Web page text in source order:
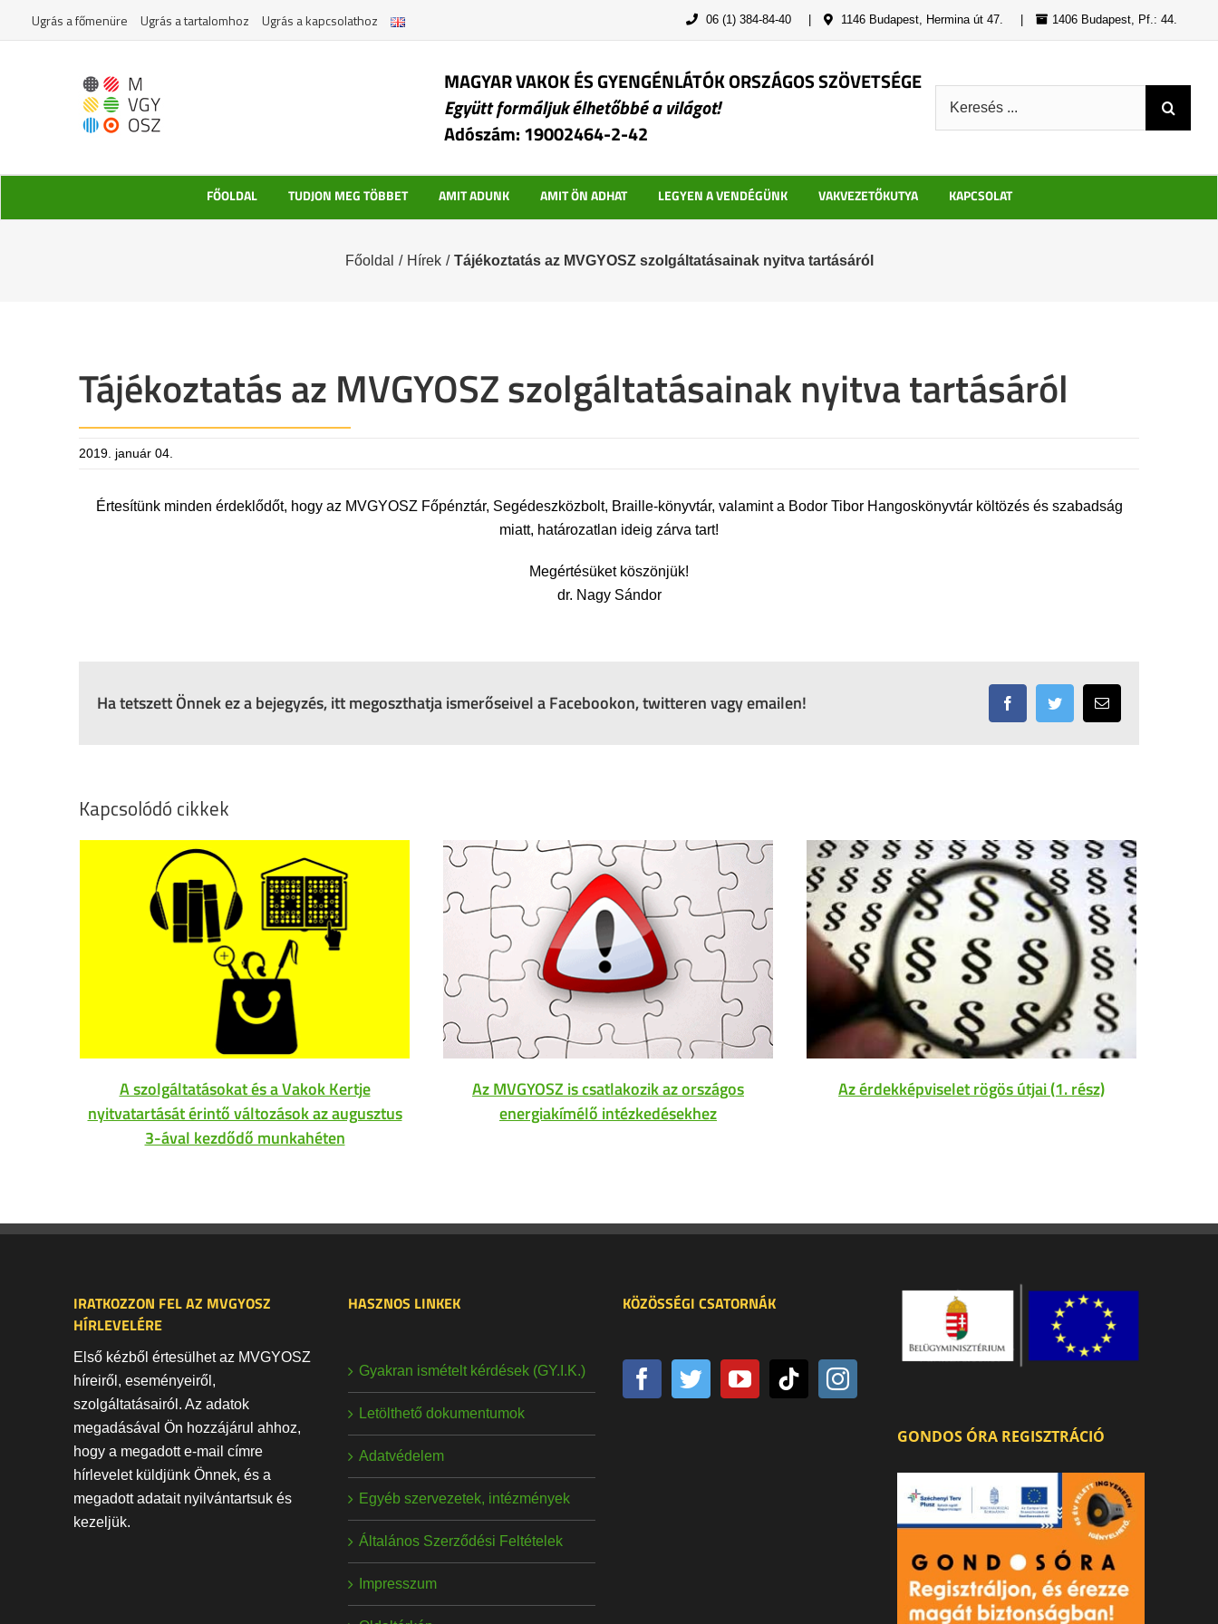
Ugrás a főmenüre Ugrás a tartalomhoz Ugrás a kapcsolathoz 06 (1) 384-84-40 1146 Budapest, Hermina út 47. 1406 Budapest, Pf.: 44.
MAGYAR VAKOK ÉS GYENGÉNLÁTÓK ORSZÁGOS SZÖVETSÉGE
Együtt formáljuk élhetőbbé a világot!
Adószám: 19002464-2-42
FŐOLDAL TUDJON MEG TÖBBET AMIT ADUNK AMIT ÖN ADHAT LEGYEN A VENDÉGÜNK VAKVEZETŐKUTYA KAPCSOLAT
Főoldal / Hírek / Tájékoztatás az MVGYOSZ szolgáltatásainak nyitva tartásáról
Tájékoztatás az MVGYOSZ szolgáltatásainak nyitva tartásáról
2019. január 04.
Értesítünk minden érdeklődőt, hogy az MVGYOSZ Főpénztár, Segédeszközbolt, Braille-könyvtár, valamint a Bodor Tibor Hangoskönyvtár költözés és szabadság
miatt, határozatlan ideig zárva tart!
Megértésüket köszönjük!
dr. Nagy Sándor
Ha tetszett Önnek ez a bejegyzés, itt megoszthatja ismerőseivel a Facebookon, twitteren vagy emailen! FacebookTwitter Email:
Kapcsolódó cikkek
A szolgáltatásokat és a Vakok Kertje
nyitvatartását érintő változások az augusztus
3-ával kezdődő munkahéten
Az MVGYOSZ is csatlakozik az országos
energiakímélő intézkedésekhez
Az érdekképviselet rögös útjai (1. rész)
IRATKOZZON FEL AZ MVGYOSZ
HÍRLEVELÉRE
Első kézből értesülhet az MVGYOSZ
híreiről, eseményeiről,
szolgáltatásairól. Az adatok
megadásával Ön hozzájárul ahhoz,
hogy a megadott e-mail címre
hírlevelet küldjünk Önnek, és a
megadott adatait nyilvántartsuk és
kezeljük.
HASZNOS LINKEK
Gyakran ismételt kérdések (GY.I.K.)
Letölthető dokumentumok
Adatvédelem
Egyéb szervezetek, intézmények
Általános Szerződési Feltételek
Impresszum
KÖZÖSSÉGI CSATORNÁK
GONDOS ÓRA REGISZTRÁCIÓ